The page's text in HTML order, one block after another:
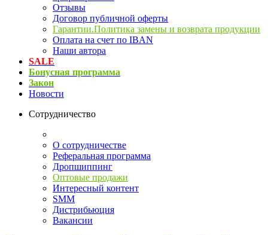
Отзывы
Договор публичной оферты
Гарантии.Политика замены и возврата продукции
Оплата на счет по IBAN
Наши автора
SALE
Бонусная программа
Закон
Новости
Сотрудничество
О сотрудничестве
Реферальная программа
Дропшиппинг
Оптовые продажи
Интересный контент
SMM
Дистрибьюция
Вакансии